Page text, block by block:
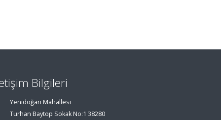
Bilgileri
Yenidoğan Mahallesi
Turhan Baytop Sokak No:1 38280